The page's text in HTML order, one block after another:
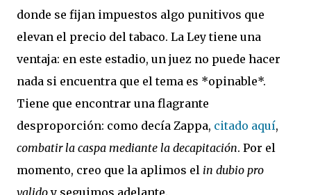
donde se fijan impuestos algo punitivos que
elevan el precio del tabaco. La Ley tiene una
ventaja: en este estadio, un juez no puede hacer
nada si encuentra que el tema es *opinable*.
Tiene que encontrar una flagrante
desproporción: como decía Zappa, citado aquí,
combatir la caspa mediante la decapitación. Por el
momento, creo que la aplimos el in dubio pro
validoy seguimos adelante.